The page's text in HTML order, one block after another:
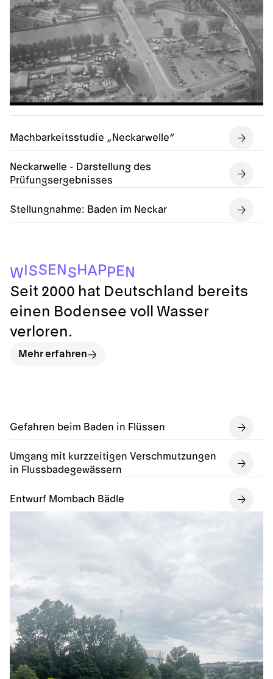
Machbarkeitsstudie „Neckarwelle“
Neckarwelle - Darstellung des
Prüfungsergebnisses
Stellungnahme: Baden im Neckar
Gefahren beim Baden in Flüssen
Umgang mit kurzzeitigen Verschmutzungen
in Flussbadegewässern
Entwurf Mombach Bädle
W
ISSEN
S
HAPPEN
Seit 2000 hat Deutschland bereits
einen Bodensee voll Wasser
verloren.
Mehr erfahren